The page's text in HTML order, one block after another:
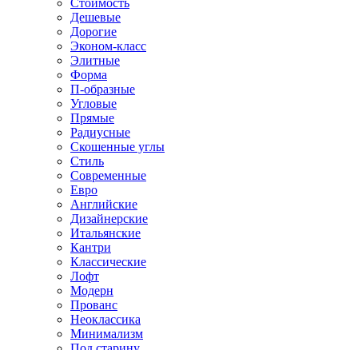
Стоимость
Дешевые
Дорогие
Эконом-класс
Элитные
Форма
П-образные
Угловые
Прямые
Радиусные
Скошенные углы
Стиль
Современные
Евро
Английские
Дизайнерские
Итальянские
Кантри
Классические
Лофт
Модерн
Прованс
Неоклассика
Минимализм